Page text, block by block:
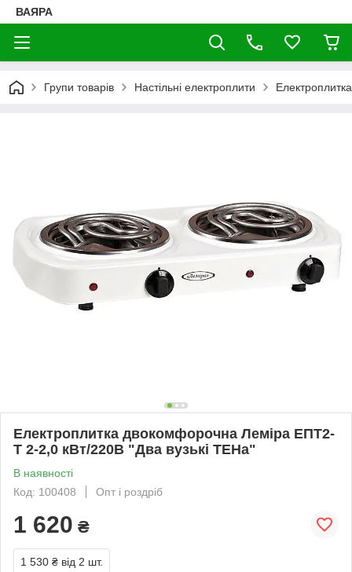
ВАЯРА
Групи товарів Настільні електроплити
Електроплитка двокомфорочна Леміра ЕПТ2-
Т 2-2,0 кВт/220В "Два вузькі ТЕНа"
В наявності
Код: 100408
Опт і роздріб
1 620 ₴
1 530 ₴ від 2 шт.